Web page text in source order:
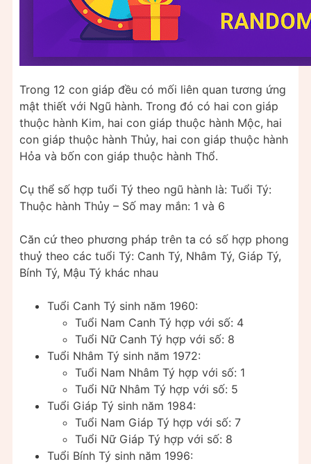
Trong 12 con giáp đều có mối liên quan tương ứng
mật thiết với Ngũ hành. Trong đó có hai con giáp
thuộc hành Kim, hai con giáp thuộc hành Mộc, hai
con giáp thuộc hành Thủy, hai con giáp thuộc hành
Hỏa và bốn con giáp thuộc hành Thổ.
Cụ thể số hợp tuổi Tý theo ngũ hành là: Tuổi Tý:
Thuộc hành Thủy – Số may mắn: 1 và 6
Căn cứ theo phương pháp trên ta có số hợp phong
thuỷ theo các tuổi Tý: Canh Tý, Nhâm Tý, Giáp Tý,
Bính Tý, Mậu Tý khác nhau
Tuổi Canh Tý sinh năm 1960:
Tuổi Nam Canh Tý hợp với số: 4
Tuổi Nữ Canh Tý hợp với số: 8
Tuổi Nhâm Tý sinh năm 1972:
Tuổi Nam Nhâm Tý hợp với số: 1
Tuổi Nữ Nhâm Tý hợp với số: 5
Tuổi Giáp Tý sinh năm 1984:
Tuổi Nam Giáp Tý hợp với số: 7
Tuổi Nữ Giáp Tý hợp với số: 8
Tuổi Bính Tý sinh năm 1996: